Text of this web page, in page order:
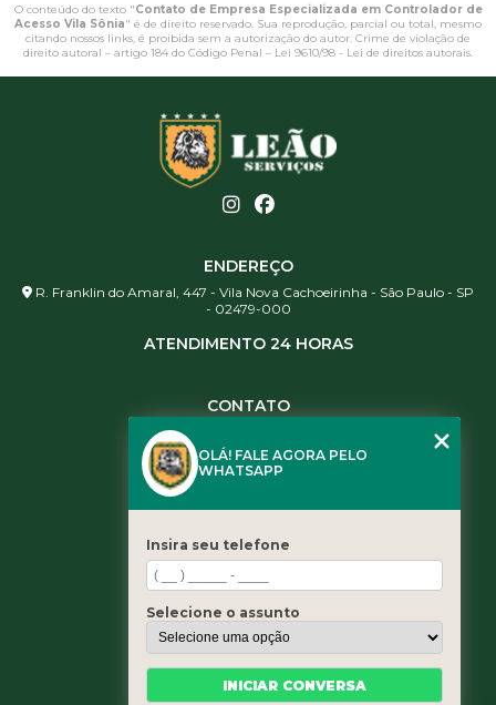
O conteúdo do texto "Contato de Empresa Especializada em Controlador de
Acesso Vila Sônia" é de direito reservado. Sua reprodução, parcial ou total, mesmo
citando nossos links, é proibida sem a autorização do autor. Crime de violação de
direito autoral – artigo 184 do Código Penal – Lei 9610/98 - Lei de direitos autorais
ENDEREÇO
R. Franklin do Amaral, 447 - Vila Nova Cachoeirinha - São Paulo - SP
- 02479-000
ATENDIMENTO 24 HORAS
CONTATO
(11) 3461-5871
contato@leaoservicos.com.br
Home
Quem somos
Serviços
Blog
OLÁ! FALE AGORA PELO
WHATSAPP
Insira seu telefone
Selecione o assunto
INICIAR CONVERSA